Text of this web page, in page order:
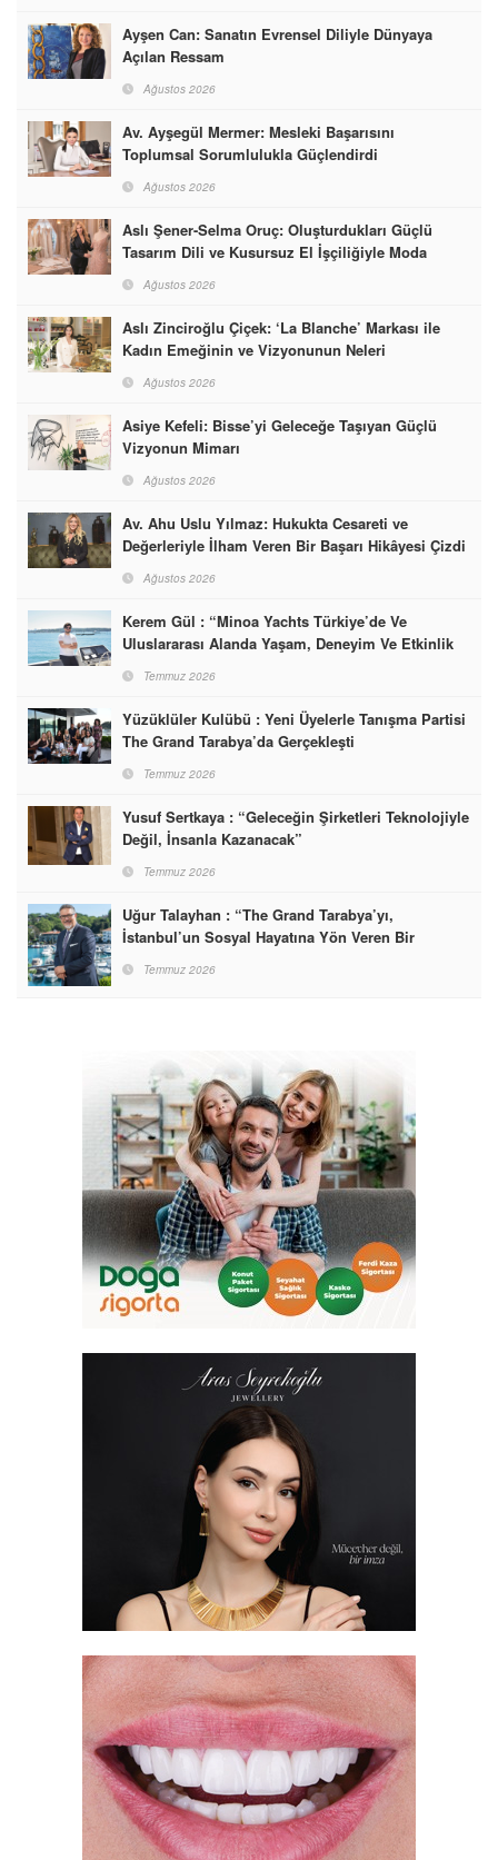
Ayşen Can: Sanatın Evrensel Diliyle Dünyaya
Açılan Ressam
Ağustos 2026
Av. Ayşegül Mermer: Mesleki Başarısını
Toplumsal Sorumlulukla Güçlendirdi
Ağustos 2026
Aslı Şener-Selma Oruç: Oluşturdukları Güçlü
Tasarım Dili ve Kusursuz El İşçiliğiyle Moda
Dünyasına İmzalarını Attılar
Ağustos 2026
Aslı Zinciroğlu Çiçek: ‘La Blanche’ Markası ile
Kadın Emeğinin ve Vizyonunun Neleri
Başarabileceğinin En Güzel Örneğini Sunuyor
Ağustos 2026
Asiye Kefeli: Bisse’yi Geleceğe Taşıyan Güçlü
Vizyonun Mimarı
Ağustos 2026
Av. Ahu Uslu Yılmaz: Hukukta Cesareti ve
Değerleriyle İlham Veren Bir Başarı Hikâyesi Çizdi
Ağustos 2026
Kerem Gül : “Minoa Yachts Türkiye’de Ve
Uluslararası Alanda Yaşam, Deneyim Ve Etkinlik
Markası Olacak”
Temmuz 2026
Yüzüklüler Kulübü : Yeni Üyelerle Tanışma Partisi
The Grand Tarabya’da Gerçekleşti
Temmuz 2026
Yusuf Sertkaya : “Geleceğin Şirketleri Teknolojiyle
Değil, İnsanla Kazanacak”
Temmuz 2026
Uğur Talayhan : “The Grand Tarabya’yı,
İstanbul’un Sosyal Hayatına Yön Veren Bir
Destinasyon Haline Getirmeyi Hedefliyorum”
Temmuz 2026